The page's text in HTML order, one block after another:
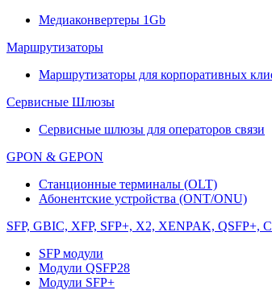
Медиаконвертеры 1Gb
Маршрутизаторы
Маршрутизаторы для корпоративных
Сервисные Шлюзы
Сервисные шлюзы для операторов связи
GPON & GEPON
Станционные терминалы (OLT)
Абонентские устройства (ONT/ONU)
SFP, GBIC, XFP, SFP+, X2, XENPAK, QSFP+,
SFP модули
Модули QSFP28
Модули SFP+